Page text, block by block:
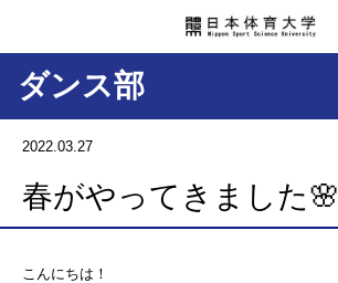
ダンス部
2022.03.27
春がやってきました🌸
こんにちは！